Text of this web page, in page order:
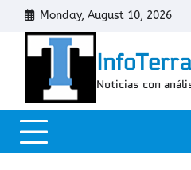
Skip
content
Monday, August 10, 2026
InfoTerra
Noticias con